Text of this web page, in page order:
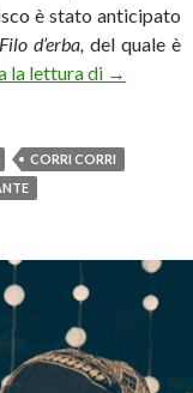
è stato anticipato
Filo d’erba, del quale è
la lettura di Bianco,
→
CORRI CORRI